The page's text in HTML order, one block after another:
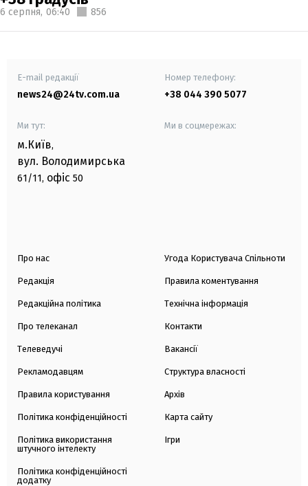
6 серпня, 06:40 856
E-mail редакції
news24@24tv.com.ua
Номер телефону:
+38 044 390 5077
Ми тут:
м.Київ,
вул. Володимирська
61/11, офіс 50
Ми в соцмережах:
Про нас
Редакція
Редакційна політика
Про телеканал
Телеведучі
Рекламодавцям
Правила користування
Політика конфіденційності
Політика використання
штучного інтелекту
Політика конфіденційності
додатку
Угода Користувача Спільноти
Правила коментування
Технічна інформація
Контакти
Вакансії
Структура власності
Архів
Карта сайту
Ігри